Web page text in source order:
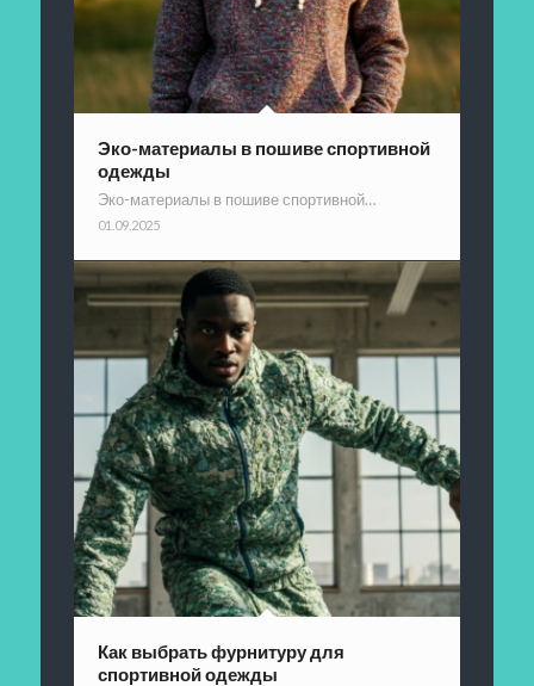
Эко-материалы в пошиве спортивной
одежды
Эко-материалы в пошиве спортивной…
01.09.2025
Как выбрать фурнитуру для
спортивной одежды